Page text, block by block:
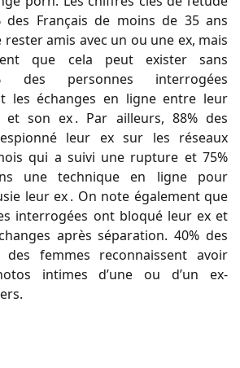
des Français de moins de 35 ans
amis avec un ou une ex, mais
que cela peut exister sans
des personnes interrogées
les échanges en ligne entre leur
et son ex . Par ailleurs, 88% des
leur ex sur les réseaux
qui a suivi une rupture et 75%
une technique en ligne pour
leur ex . On note également que
interrogées ont bloqué leur ex et
après séparation. 40% des
femmes reconnaissent avoir
intimes d’une ou d’un ex-